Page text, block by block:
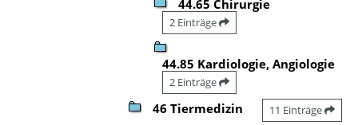
44.65 Chirurgie
2 Einträge
44.85 Kardiologie, Angiologie
2 Einträge
46 Tiermedizin 11 Einträge